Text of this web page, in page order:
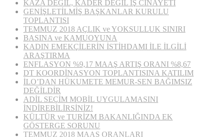
KAZA DEĞİL, KADER DEĞİL İŞ CİNAYETİ
GENİŞLETİLMİŞ BAŞKANLAR KURULU
TOPLANTISI
TEMMUZ 2018 AÇLIK ve YOKSULLUK SINIRI
BASINA ve KAMUOYUNA
KADIN EMEKÇİLERİN İSTİHDAMI İLE İLGİLİ
ARAŞTIRMA
ENFLASYON %9,17 MAAŞ ARTIŞ ORANI %8,67
DT KOORDİNASYON TOPLANTISINA KATILIM
İLO’DAN HÜKUMETE MEMUR-SEN BAĞIMSIZ
DEĞİLDİR
ADİL SEÇİM MOBİL UYGULAMASINI
İNDİREBİLİRSİNİZ!
KÜLTÜR ve TURİZM BAKANLIĞINDA EK
GÖSTERGE SORUNU
TEMMUZ 2018 MAAŞ ORANLARI